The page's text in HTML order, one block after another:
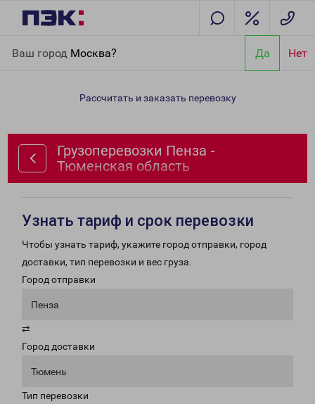
Ваш город Москва? Да Нет
область
Рассчитать и заказать перевозку
Грузоперевозки Пенза -
Тюменская область
Узнать тариф и срок перевозки
Чтобы узнать тариф, укажите город отправки, город
доставки, тип перевозки и вес груза.
Город отправки
Пенза
⇄
Город доставки
Тюмень
Тип перевозки